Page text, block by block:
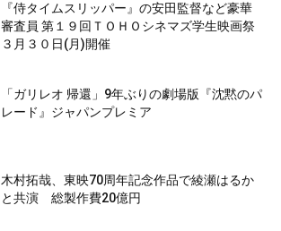
『侍タイムスリッパー』の安田監督など豪華
審査員 第１９回ＴＯＨＯシネマズ学生映画祭
３月３０日(月)開催
「ガリレオ 帰還」9年ぶりの劇場版『沈黙のパ
レード』ジャパンプレミア
木村拓哉、東映70周年記念作品で綾瀬はるか
と共演 総製作費20億円